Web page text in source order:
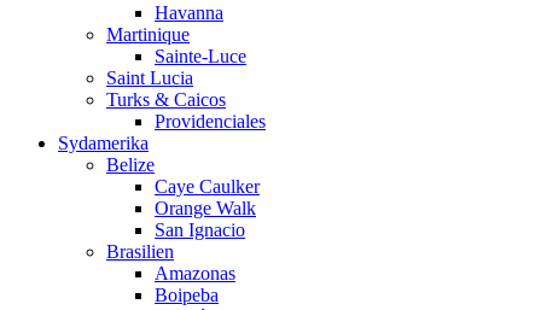
Havanna
Martinique
Sainte-Luce
Saint Lucia
Turks & Caicos
Providenciales
Sydamerika
Belize
Caye Caulker
Orange Walk
San Ignacio
Brasilien
Amazonas
Boipeba